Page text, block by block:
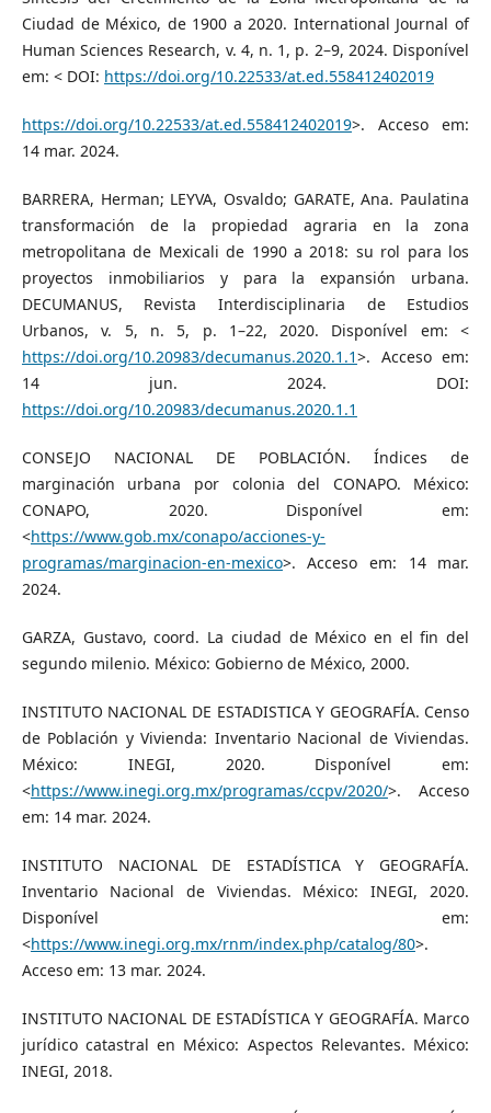
Ciudad de México, de 1900 a 2020. International Journal of
Human Sciences Research, v. 4, n. 1, p. 2–9, 2024. Disponível
em: < DOI: https://doi.org/10.22533/at.ed.558412402019
https://doi.org/10.22533/at.ed.558412402019>. Acceso em:
14 mar. 2024.
BARRERA, Herman; LEYVA, Osvaldo; GARATE, Ana. Paulatina
transformación de la propiedad agraria en la zona
metropolitana de Mexicali de 1990 a 2018: su rol para los
proyectos inmobiliarios y para la expansión urbana.
DECUMANUS, Revista Interdisciplinaria de Estudios
Urbanos, v. 5, n. 5, p. 1–22, 2020. Disponível em: <
https://doi.org/10.20983/decumanus.2020.1.1>. Acceso em:
14 jun. 2024. DOI:
https://doi.org/10.20983/decumanus.2020.1.1
CONSEJO NACIONAL DE POBLACIÓN. Índices de
marginación urbana por colonia del CONAPO. México:
CONAPO, 2020. Disponível em:
<https://www.gob.mx/conapo/acciones-y-
programas/marginacion-en-mexico>. Acceso em: 14 mar.
2024.
GARZA, Gustavo, coord. La ciudad de México en el fin del
segundo milenio. México: Gobierno de México, 2000.
INSTITUTO NACIONAL DE ESTADISTICA Y GEOGRAFÍA. Censo
de Población y Vivienda: Inventario Nacional de Viviendas.
México: INEGI, 2020. Disponível em:
<https://www.inegi.org.mx/programas/ccpv/2020/>. Acceso
em: 14 mar. 2024.
INSTITUTO NACIONAL DE ESTADÍSTICA Y GEOGRAFÍA.
Inventario Nacional de Viviendas. México: INEGI, 2020.
Disponível em:
<https://www.inegi.org.mx/rnm/index.php/catalog/80>.
Acceso em: 13 mar. 2024.
INSTITUTO NACIONAL DE ESTADÍSTICA Y GEOGRAFÍA. Marco
jurídico catastral en México: Aspectos Relevantes. México:
INEGI, 2018.